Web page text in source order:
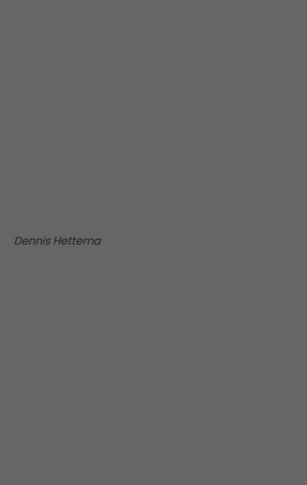
Dennis Hettema